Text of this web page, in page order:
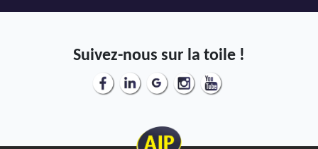
Suivez-nous sur la toile !